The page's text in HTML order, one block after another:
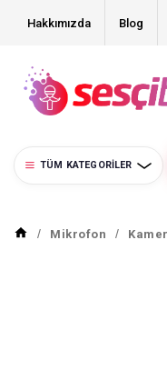
Hakkımızda Blog
TÜM KATEGORILER
Mikrofon